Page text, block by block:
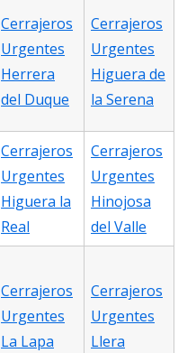
Cerrajeros
Urgentes
Herrera
del Duque
Cerrajeros
Urgentes
Higuera de
la Serena
Cerrajeros
Urgentes
Higuera la
Real
Cerrajeros
Urgentes
Hinojosa
del Valle
Cerrajeros
Urgentes
La Lapa
Cerrajeros
Urgentes
Llera